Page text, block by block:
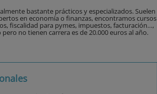
bastante prácticos y especializados. Suelen
en economía o finanzas, encontramos cursos
fiscalidad para pymes, impuestos, facturación…,
no tienen carrera es de 20.000 euros al año.